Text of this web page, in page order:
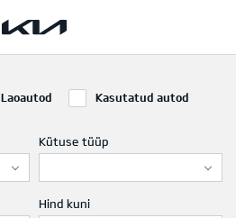
Laoautod Kasutatud autod
Kütuse tüüp
Hind kuni